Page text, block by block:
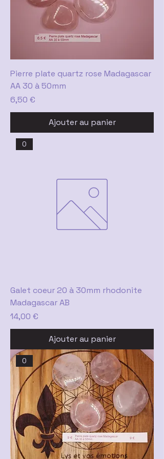
Pierre plate quartz rose Madagascar
AA 30 à 50mm
Prix
6,50 €
Ajouter au panier
0
Galet coeur 20 à 30mm rhodonite
Madagascar AB
Prix
14,00 €
Ajouter au panier
0